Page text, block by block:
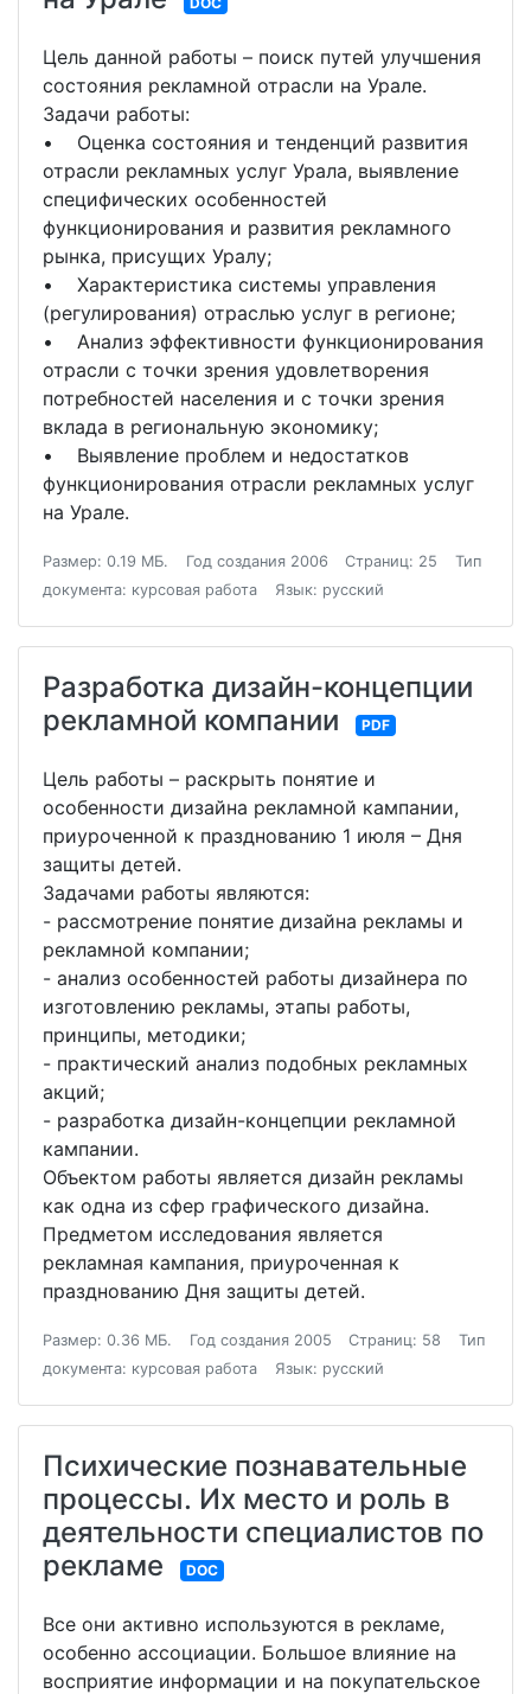
Цель данной работы – поиск путей улучшения
состояния рекламной отрасли на Урале.
Задачи работы:
• Оценка состояния и тенденций развития
отрасли рекламных услуг Урала, выявление
специфических особенностей
функционирования и развития рекламного
рынка, присущих Уралу;
• Характеристика системы управления
(регулирования) отраслью услуг в регионе;
• Анализ эффективности функционирования
отрасли с точки зрения удовлетворения
потребностей населения и с точки зрения
вклада в региональную экономику;
• Выявление проблем и недостатков
функционирования отрасли рекламных услуг
на Урале.
Размер: 0.19 МБ. Год создания 2006 Страниц: 25
Тип
документа: курсовая работа
Язык: русский
Разработка дизайн-концепции
рекламной компании
PDF
Цель работы – раскрыть понятие и
особенности дизайна рекламной кампании,
приуроченной к празднованию 1 июля – Дня
защиты детей.
Задачами работы являются:
- рассмотрение понятие дизайна рекламы и
рекламной компании;
- анализ особенностей работы дизайнера по
изготовлению рекламы, этапы работы,
принципы, методики;
- практический анализ подобных рекламных
акций;
- разработка дизайн-концепции рекламной
кампании.
Объектом работы является дизайн рекламы
как одна из сфер графического дизайна.
Предметом исследования является
рекламная кампания, приуроченная к
празднованию Дня защиты детей.
Размер: 0.36 МБ. Год создания 2005 Страниц: 58
Тип
документа: курсовая работа
Язык: русский
Психические познавательные
процессы. Их место и роль в
деятельности специалистов по
рекламе
DOC
Все они активно используются в рекламе,
особенно ассоциации. Большое влияние на
восприятие информации и на покупательское